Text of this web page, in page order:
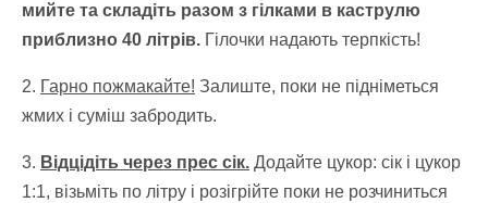
мийте та складіть разом з гілками в каструлю
приблизно 40 літрів. Гілочки надають терпкість!
2. Гарно пожмакайте! Залиште, поки не підніметься
жмих і суміш забродить.
3. Відцідіть через прес сік. Додайте цукор: сік і цукор
1:1, візьміть по літру і розігрійте поки не розчиниться